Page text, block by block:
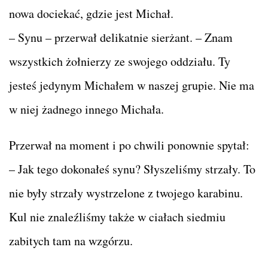
nowa dociekać, gdzie jest Michał.
– Synu – przerwał delikatnie sierżant. – Znam
wszystkich żołnierzy ze swojego oddziału. Ty
jesteś jedynym Michałem w naszej grupie. Nie ma
w niej żadnego innego Michała.
Przerwał na moment i po chwili ponownie spytał:
– Jak tego dokonałeś synu? Słyszeliśmy strzały. To
nie były strzały wystrzelone z twojego karabinu.
Kul nie znaleźliśmy także w ciałach siedmiu
zabitych tam na wzgórzu.